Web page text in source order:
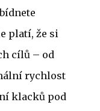
platí, že si
cílů – od
rychlost
klacků pod